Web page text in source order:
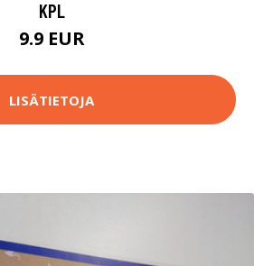
KPL
9.9 EUR
LISÄTIETOJA